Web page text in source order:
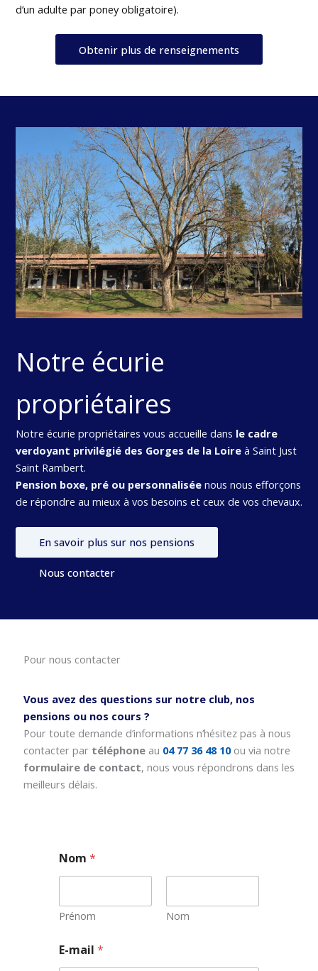
d’un adulte par poney obligatoire).
Obtenir plus de renseignements
Notre écurie
propriétaires
Notre écurie propriétaires vous accueille dans le cadre
verdoyant privilégié des Gorges de la Loireà Saint Just
Saint Rambert.
Pension boxe, pré ou personnaliséenous nous efforçons
de répondre au mieux à vos besoins et ceux de vos chevaux.
En savoir plus sur nos pensions
Nous contacter
Pour nous contacter
Vous avez des questions sur notre club, nos
pensions ou nos cours ?
Pour toute demande d’informations n’hésitez pas à nous
contacter par téléphoneau 04 77 36 48 10 ou via notre
formulaire de contact, nous vous répondrons dans les
meilleurs délais.
Nom*
Prénom Nom
E
-
E-mail*